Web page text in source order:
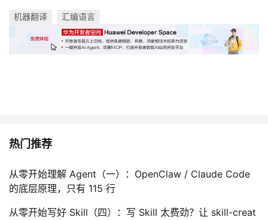
机器翻译 汇编语言
热门推荐
从零开始理解 Agent（一）：OpenClaw / Claude Code
的底层原理，只有 115 行
从零开始写好 Skill（四）：写 Skill 太费劲？让 skill-creat